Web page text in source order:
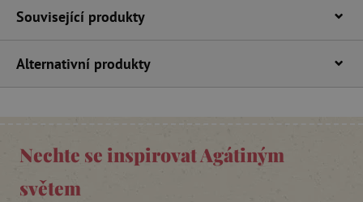
Související produkty
Alternativní produkty
Nechte se inspirovat Agátiným
světem
Google Privacy Policy